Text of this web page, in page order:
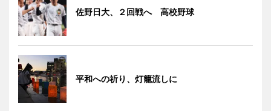
佐野日大、２回戦へ 高校野球
平和への祈り、灯籠流しに